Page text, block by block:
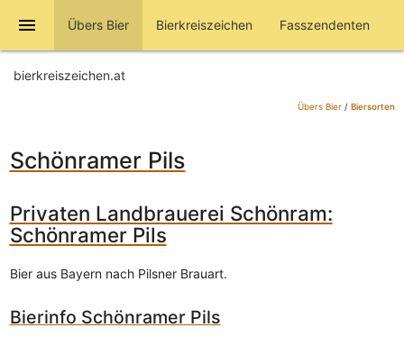
menu Übers Bier Bierkreiszeichen Fasszendenten
bierkreiszeichen.at
Übers Bier/ Biersorten
Schönramer Pils
Privaten Landbrauerei Schönram:
Schönramer Pils
Bier aus Bayern nach Pilsner Brauart.
Bierinfo Schönramer Pils